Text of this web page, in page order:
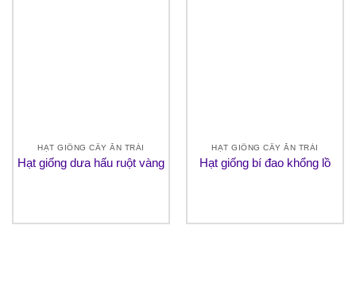
HẠT GIỐNG CÂY ĂN TRÁI
Hạt giống dưa hấu ruột vàng
HẠT GIỐNG CÂY ĂN TRÁI
Hạt giống bí đao khổng lồ